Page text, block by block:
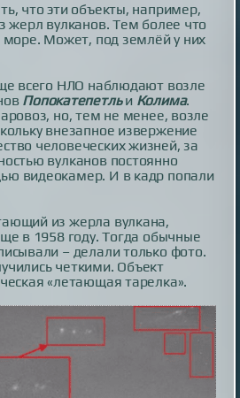
что эти объекты, например,
жерл вулканов. Тем более что
море. Может, под землёй у них
всего НЛО наблюдают возле
Попокатепетльи Колима.
но, тем не менее, возле
внезапное извержение
человеческих жизней, за
вулканов постоянно
видеокамер. И в кадр попали
из жерла вулкана,
в 1958 году. Тогда обычные
– делали только фото.
четкими. Объект
«летающая тарелка».